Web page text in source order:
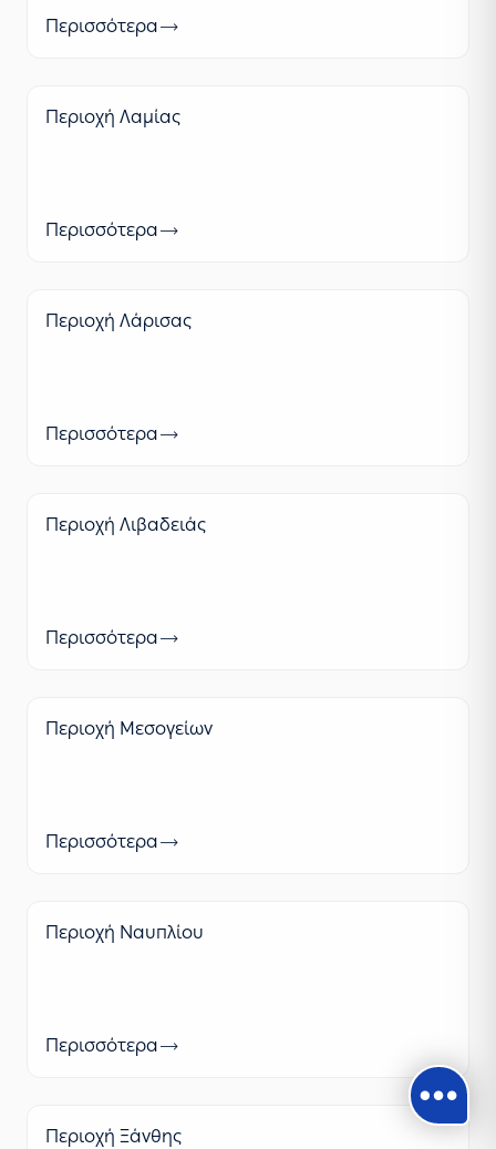
Περισσότερα
Περιοχή Λαμίας
Περισσότερα
Περιοχή Λάρισας
Περισσότερα
Περιοχή Λιβαδειάς
Περισσότερα
Περιοχή Μεσογείων
Περισσότερα
Περιοχή Ναυπλίου
Περισσότερα
Περιοχή Ξάνθης